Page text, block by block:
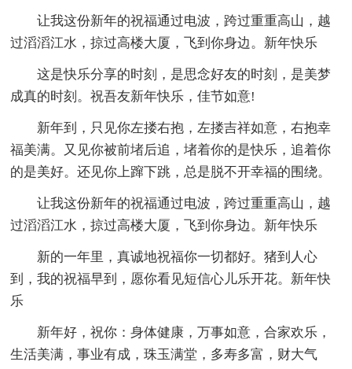
让我这份新年的祝福通过电波，跨过重重高山，越
过滔滔江水，掠过高楼大厦，飞到你身边。新年快乐
这是快乐分享的时刻，是思念好友的时刻，是美梦
成真的时刻。祝吾友新年快乐，佳节如意!
新年到，只见你左搂右抱，左搂吉祥如意，右抱幸
福美满。又见你被前堵后追，堵着你的是快乐，追着你
的是美好。还见你上蹿下跳，总是脱不开幸福的围绕。
让我这份新年的祝福通过电波，跨过重重高山，越
过滔滔江水，掠过高楼大厦，飞到你身边。新年快乐
新的一年里，真诚地祝福你一切都好。猪到人心
到，我的祝福早到，愿你看见短信心儿乐开花。新年快
乐
新年好，祝你：身体健康，万事如意，合家欢乐，
生活美满，事业有成，珠玉满堂，多寿多富，财大气